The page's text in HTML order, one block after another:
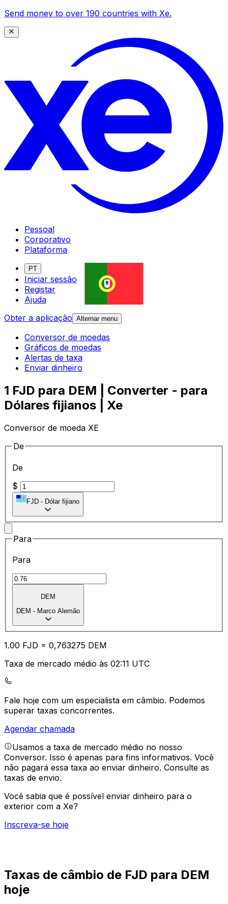
Send money to over 190 countries with Xe.
Pessoal
Corporativo
Plataforma
PT
Iniciar sessão
Registar
Ajuda
Obter a aplicação Alternar menu
Conversor de moedas
Gráficos de moedas
Alertas de taxa
Enviar dinheiro
1 FJD para DEM | Converter - para
Dólares fijianos | Xe
Conversor de moeda XE
De
De
$
FJD - Dólar fijiano
Para
Para
DEM
DEM - Marco Alemão
1.00 FJD = 0,763275 DEM
Taxa de mercado médio às 02:11 UTC
Fale hoje com um especialista em câmbio. Podemos
superar taxas concorrentes.
Agendar chamada
Usamos a taxa de mercado médio no nosso
Conversor. Isso é apenas para fins informativos. Você
não pagará essa taxa ao enviar dinheiro. Consulte as
taxas de envio.
Você sabia que é possível enviar dinheiro para o
exterior com a Xe?
Inscreva-se hoje
Taxas de câmbio de FJD para DEM
hoje